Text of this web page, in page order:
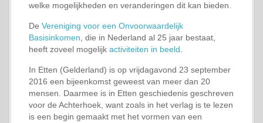
welke mogelijkheden en veranderingen dit kan bieden.
De Vereniging voor een Onvoorwaardelijk
Basisinkomen , die in Nederland al 25 jaar bestaat,
heeft zoveel mogelijk activiteiten in beeld
In Etten (Gelderland) is op vrijdagavond 23 september
2016 een bijeenkomst geweest van meer dan 20
mensen. Daarmee is in Etten geschiedenis geschreven
voor de Achterhoek, want zoals in het verlag is te lezen
is een begin gemaakt met het vormen van een